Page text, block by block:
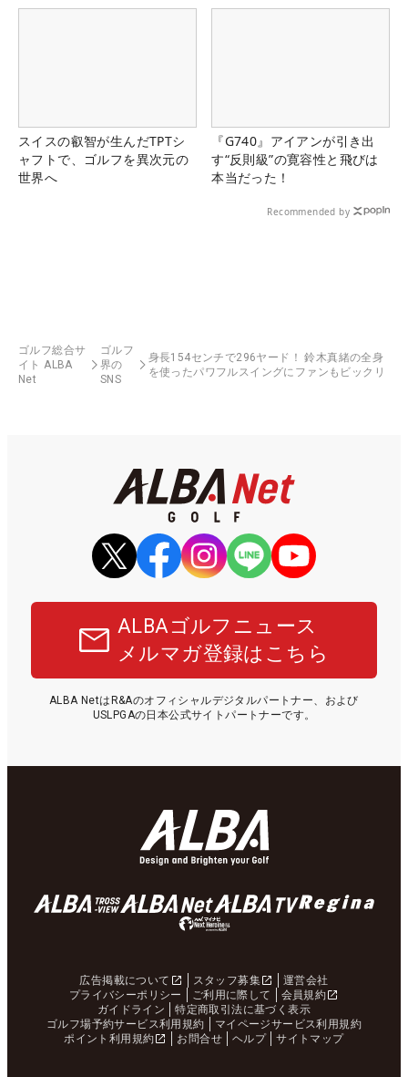
スイスの叡智が生んだTPTシ
ャフトで、ゴルフを異次元の
世界へ
『G740』アイアンが引き出
す“反則級”の寛容性と飛びは
本当だった！
Recommended by
ゴルフ総合サ
イト ALBA
Net
ゴルフ
界の
SNS
身長154センチで296ヤード！ 鈴木真緒の全身
を使ったパワフルスイングにファンもビックリ
ALBAゴルフニュース
メルマガ登録はこちら
ALBA NetはR&Aのオフィシャルデジタルパートナー、および
USLPGAの日本公式サイトパートナーです。
広告掲載について スタッフ募集
運営会社
プライバシーポリシー
ご利用に際して
会員規約
ガイドライン
特定商取引法に基づく表示
ゴルフ場予約サービス利用規約
マイページサービス利用規約
ポイント利用規約
お問合せ ヘルプ サイトマップ